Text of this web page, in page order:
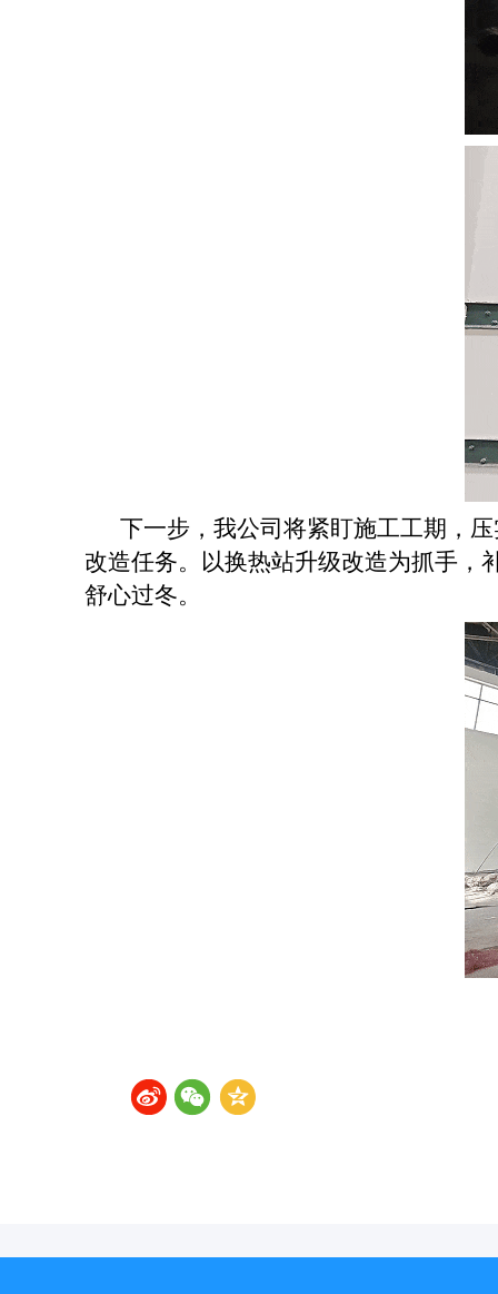
下一步，我公司将紧盯施工工期，
改造任务。以换热站升级改造为抓手，
舒心过冬。